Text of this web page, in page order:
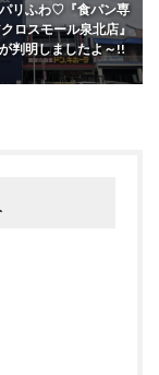
リふわ♡『食パン専
ロスモール泉北店』
判明しましたよ～!!